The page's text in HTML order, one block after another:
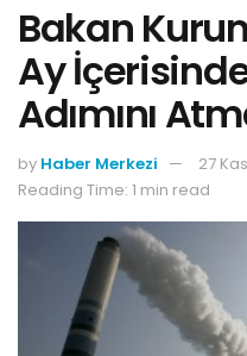
Bakan
Ay
Adımını
by Haber Merkezi
27
Reading Time: 1 min read